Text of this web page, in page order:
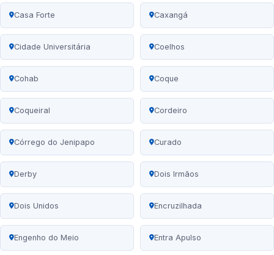
Casa Forte Caxangá
Cidade Universitária Coelhos
Cohab Coque
Coqueiral Cordeiro
Córrego do Jenipapo Curado
Derby Dois Irmãos
Dois Unidos Encruzilhada
Engenho do Meio Entra Apulso